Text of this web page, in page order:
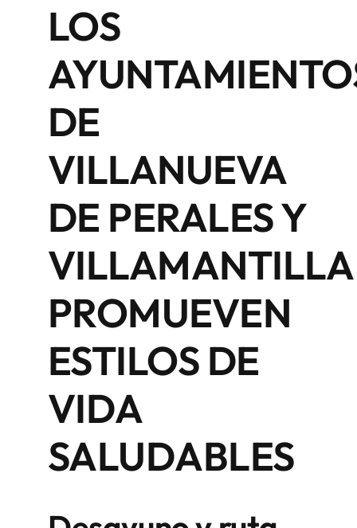
LOS
DE
VILLANUEVA
DE PERALES Y
VILLAMANTILLA
PROMUEVEN
ESTILOS DE
VIDA
SALUDABLES